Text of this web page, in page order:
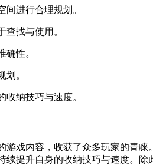
进行合理规划。
找与使用。
确性。
划。
纳技巧与速度。
游戏内容，收获了众多玩家的青
提升自身的收纳技巧与速度。